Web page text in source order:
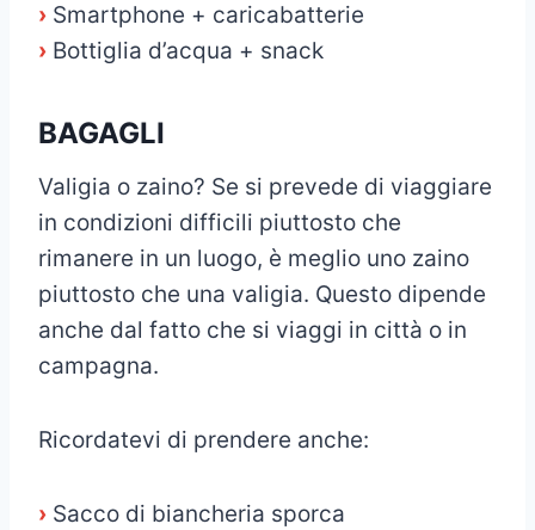
› Smartphone + caricabatterie
› Bottiglia d’acqua + snack
BAGAGLI
Valigia o zaino? Se si prevede di viaggiare
in condizioni difficili piuttosto che
rimanere in un luogo, è meglio uno zaino
piuttosto che una valigia. Questo dipende
anche dal fatto che si viaggi in città o in
campagna.
Ricordatevi di prendere anche:
› Sacco di biancheria sporca